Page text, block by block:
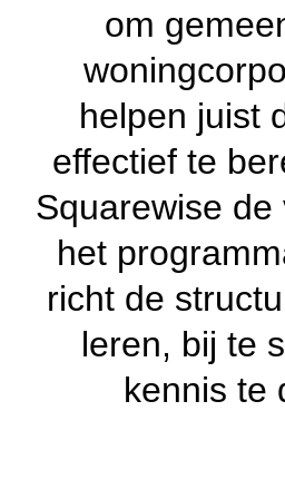
om
helpen juist
effectief te
Squarewise
het
richt de
leren, bij te
kennis te